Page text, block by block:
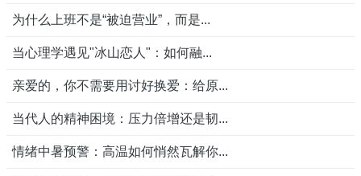
为什么上班不是“被迫营业”，而是...
当心理学遇见"冰山恋人"：如何融...
亲爱的，你不需要用讨好换爱：给原...
当代人的精神困境：压力倍增还是韧...
情绪中暑预警：高温如何悄然瓦解你...